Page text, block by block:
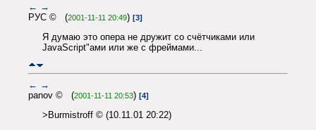
← →
РУС © (2001-11-11 20:49) [3]
Я думаю это опера не дружит со счётчиками или
JavaScript"ами или же с фреймами...
← →
panov © (2001-11-11 20:53) [4]
>Burmistroff © (10.11.01 20:22)